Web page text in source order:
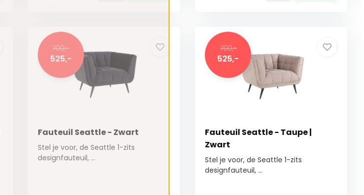
700,-
525,-
Fauteuil Seattle - Zwart
Stel je voor, de Seattle 1-zits
designfauteuil, ...
700,-
525,-
Fauteuil Seattle - Taupe |
Zwart
Stel je voor, de Seattle 1-zits
designfauteuil, ...